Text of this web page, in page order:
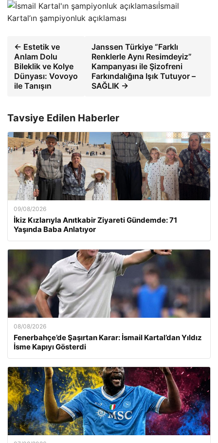
İsmail
Kartal’ın şampiyonluk açıklaması
← Estetik ve
Anlam Dolu
Bileklik ve Kolye
Dünyası: Vovoyo
ile Tanışın
Janssen Türkiye “Farklı
Renklerle Aynı Resimdeyiz”
Kampanyası ile Şizofreni
Farkındalığına Işık Tutuyor –
SAĞLIK →
Tavsiye Edilen Haberler
09/08/2026
İkiz Kızlarıyla Anıtkabir Ziyareti Gündemde: 71
Yaşında Baba Anlatıyor
08/08/2026
Fenerbahçe’de Şaşırtan Karar: İsmail Kartal’dan Yıldız
İsme Kapıyı Gösterdi